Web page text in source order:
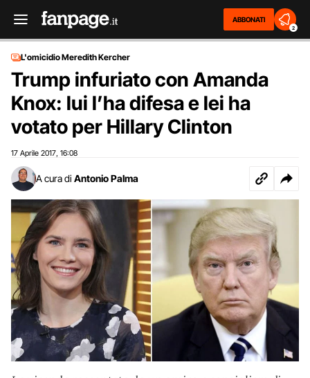
ABBONATI
2
L'omicidio Meredith Kercher
Trump infuriato con Amanda
Knox: lui l’ha difesa e lei ha
votato per Hillary Clinton
17 Aprile 2017 16:08
A cura di Antonio Palma